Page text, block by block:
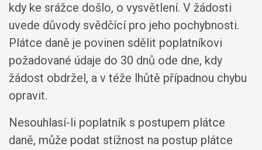
kdy ke srážce došlo, o vysvětlení. V žádosti
uvede důvody svědčící pro jeho pochybnosti.
Plátce daně je povinen sdělit poplatníkovi
požadované údaje do 30 dnů ode dne, kdy
žádost obdržel, a v téže lhůtě případnou chybu
opravit.
Nesouhlasí-li poplatník s postupem plátce
daně, může podat stížnost na postup plátce